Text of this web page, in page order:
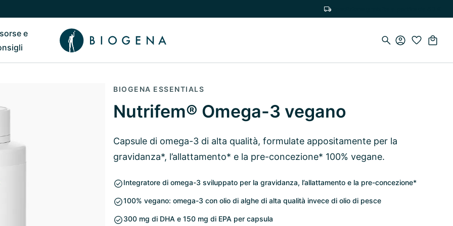
il sottomenu di Chi siamo
e
Riavvia il sottomenu di Risorse e consigli
BIOGENA ESSENTIALS
Nutrifem® Omega-3 vegano
Capsule di omega-3 di alta qualità, formulate appositamente per la
gravidanza*, l’allattamento* e la pre-concezione* 100% vegane.
Integratore di omega-3 sviluppato per la gravidanza, l’allattamento e la pre-concezione*
100% vegano: omega-3 con olio di alghe di alta qualità invece di olio di pesce
300 mg di DHA e 150 mg di EPA per capsula